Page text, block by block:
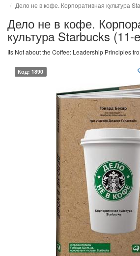
Дело не в кофе. Корпоративная культура
Дело не в кофе.
культура Starbucks (11-
Its Not about the Coffee: Leadership Principles
Код: 1890